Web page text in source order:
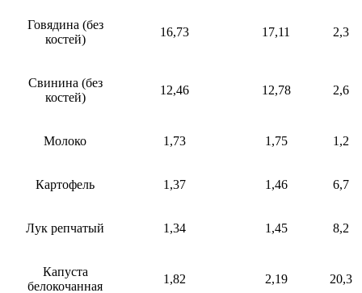
Говядина (без
костей)
16,73 17,11 2,3
Свинина (без
костей)
12,46 12,78 2,6
Молоко 1,73 1,75 1,2
Картофель 1,37 1,46 6,7
Лук репчатый 1,34 1,45 8,2
Капуста
белокочанная
1,82 2,19 20,3